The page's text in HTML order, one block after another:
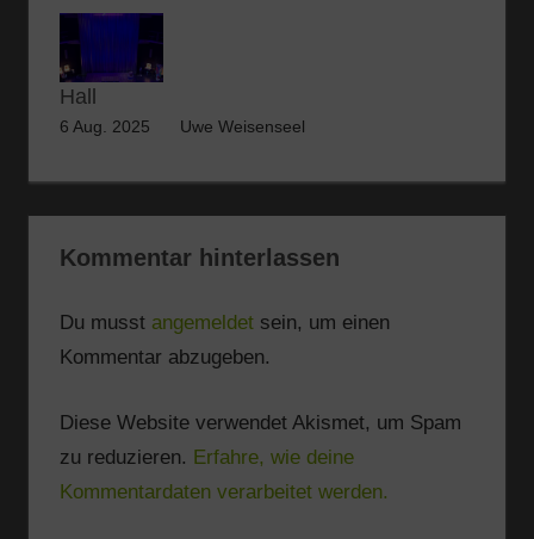
Hall
6 Aug. 2025 Uwe Weisenseel
Kommentar hinterlassen
Du musst angemeldetsein, um einen
Kommentar abzugeben.
Diese Website verwendet Akismet, um Spam
zu reduzieren. Erfahre, wie deine
Kommentardaten verarbeitet werden.